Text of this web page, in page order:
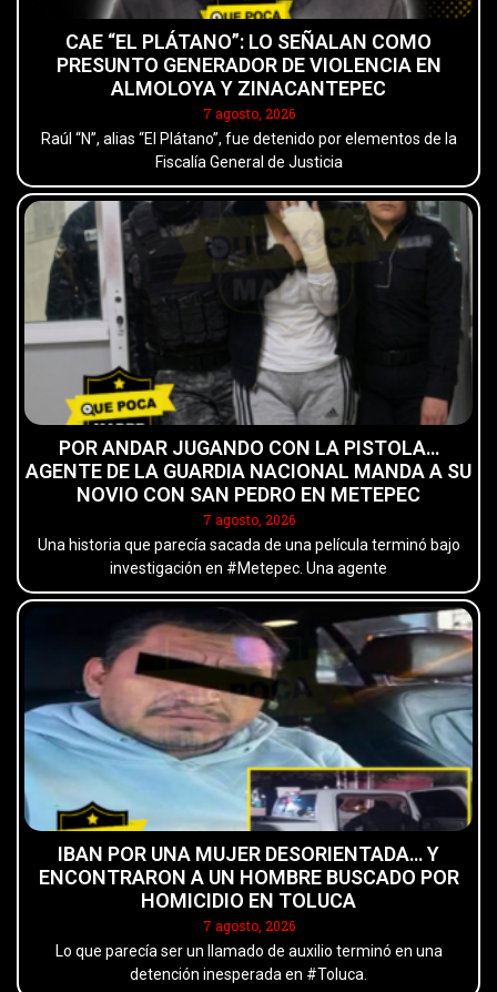
CAE “EL PLÁTANO”: LO SEÑALAN COMO
PRESUNTO GENERADOR DE VIOLENCIA EN
ALMOLOYA Y ZINACANTEPEC
7 agosto, 2026
Raúl “N”, alias “El Plátano”, fue detenido por elementos de la
Fiscalía General de Justicia
POR ANDAR JUGANDO CON LA PISTOLA…
AGENTE DE LA GUARDIA NACIONAL MANDA A SU
NOVIO CON SAN PEDRO EN METEPEC
7 agosto, 2026
Una historia que parecía sacada de una película terminó bajo
investigación en #Metepec. Una agente
IBAN POR UNA MUJER DESORIENTADA… Y
ENCONTRARON A UN HOMBRE BUSCADO POR
HOMICIDIO EN TOLUCA
7 agosto, 2026
Lo que parecía ser un llamado de auxilio terminó en una
detención inesperada en #Toluca.